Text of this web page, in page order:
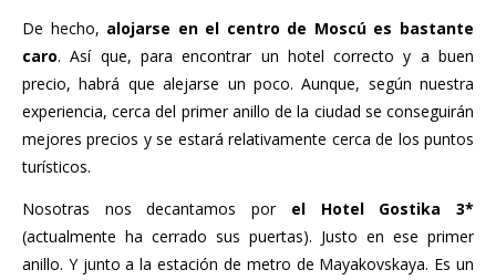
De hecho, alojarse en el centro de Moscú es bastante
caro. Así que, para encontrar un hotel correcto y a buen
precio, habrá que alejarse un poco. Aunque, según nuestra
experiencia, cerca del primer anillo de la ciudad se conseguirán
mejores precios y se estará relativamente cerca de los puntos
turísticos.
Nosotras nos decantamos por el Hotel Gostika 3*
(actualmente ha cerrado sus puertas). Justo en ese primer
anillo. Y junto a la estación de metro de Mayakovskaya. Es un